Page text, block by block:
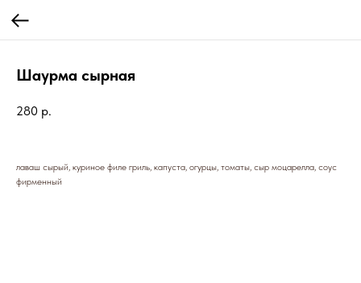
Шаурма сырная
280 р.
лаваш сырый, куриное филе гриль, капуста, огурцы, томаты, сыр моцарелла, соус
фирменный